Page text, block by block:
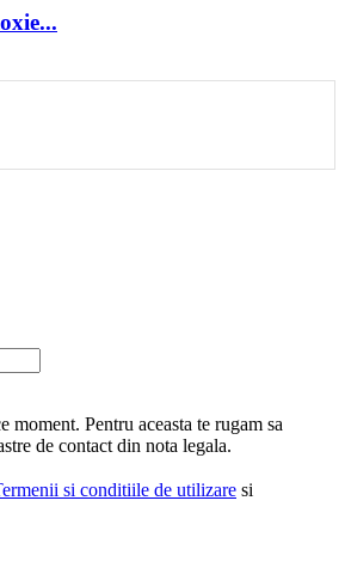
moment. Pentru aceasta te rugam sa
de contact din nota legala.
si conditiile de utilizare si